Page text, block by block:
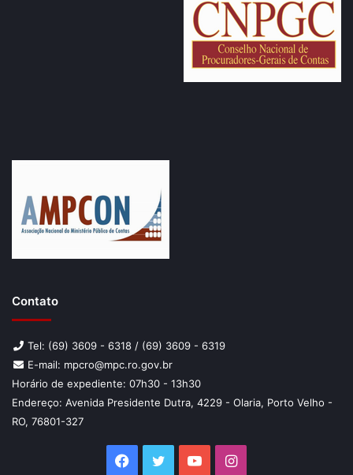
Contato
Tel: (69) 3609 - 6318 / (69) 3609 - 6319
E-mail: mpcro@mpc.ro.gov.br
Horário de expediente: 07h30 - 13h30
Endereço: Avenida Presidente Dutra, 4229 - Olaria, Porto Velho -
RO, 76801-327
Facebook
TwitterYouTubeInstagram